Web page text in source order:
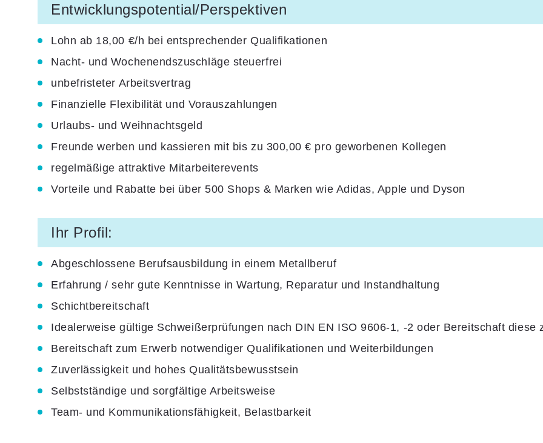
Entwicklungspotential/Perspektiven
Lohn ab 18,00 €/h bei entsprechender Qualifikationen
Nacht- und Wochenendszuschläge steuerfrei
unbefristeter Arbeitsvertrag
Finanzielle Flexibilität und Vorauszahlungen
Urlaubs- und Weihnachtsgeld
Freunde werben und kassieren mit bis zu 300,00 € pro geworbenen Kollegen
regelmäßige attraktive Mitarbeiterevents
Vorteile und Rabatte bei über 500 Shops & Marken wie Adidas, Apple und Dyson
Ihr Profil:
Abgeschlossene Berufsausbildung in einem Metallberuf
Erfahrung / sehr gute Kenntnisse in Wartung, Reparatur und Instandhaltung
Schichtbereitschaft
Idealerweise gültige Schweißerprüfungen nach DIN EN ISO 9606-1, -2 oder Bereitschaft diese
Bereitschaft zum Erwerb notwendiger Qualifikationen und Weiterbildungen
Zuverlässigkeit und hohes Qualitätsbewusstsein
Selbstständige und sorgfältige Arbeitsweise
Team- und Kommunikationsfähigkeit, Belastbarkeit